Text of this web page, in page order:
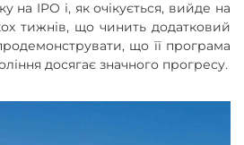
на IPO і, як очікується, вийде на
тижнів, що чинить додатковий
що її програма
досягає значного прогресу.